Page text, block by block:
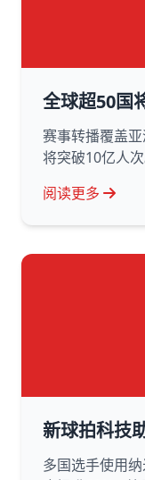
全球超50国
赛事转播覆盖
将突破10亿人次
阅读更多
新球拍科技
多国选手使用